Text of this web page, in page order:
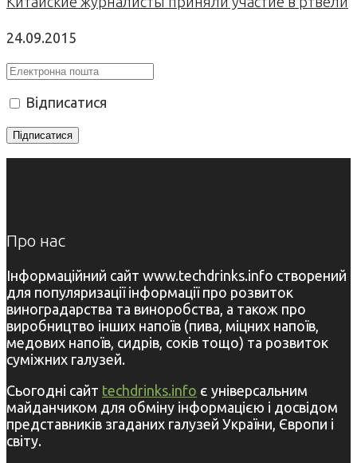
24.09.2015
Відписатися
Про нас
Інформаційний сайт www.techdrinks.info створений
для популяризації інформації про розвиток
виноградарства та виноробства, а також про
виробництво інших напоїв (пива, міцних напоїв,
медових напоїв, сидрів, соків тощо) та розвиток
суміжних галузей.
Сьогодні сайт techdrinks.info є універсальним
майданчиком для обміну інформацією і досвідом
представників згаданих галузей України, Європи і
світу.